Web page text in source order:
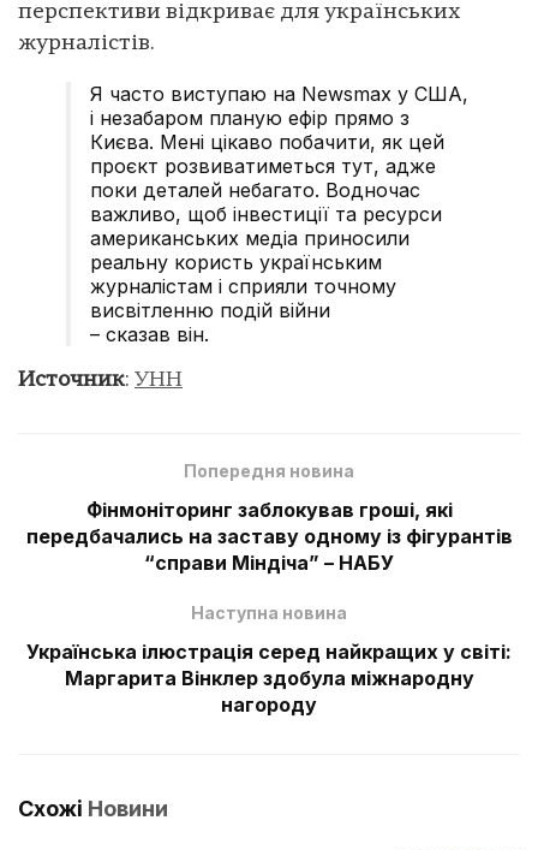
перспективи відкриває для українських
журналістів.
Я часто виступаю на Newsmax у США,
і незабаром планую ефір прямо з
Києва. Мені цікаво побачити, як цей
проєкт розвиватиметься тут, адже
поки деталей небагато. Водночас
важливо, щоб інвестиції та ресурси
американських медіа приносили
реальну користь українським
журналістам і сприяли точному
висвітленню подій війни
– сказав він.
Источник: УНН
Попередня новина
Фінмоніторинг заблокував гроші, які
передбачались на заставу одному із фігурантів
“справи Міндіча” – НАБУ
Наступна новина
Українська ілюстрація серед найкращих у світі:
Маргарита Вінклер здобула міжнародну
нагороду
Схожі Новини